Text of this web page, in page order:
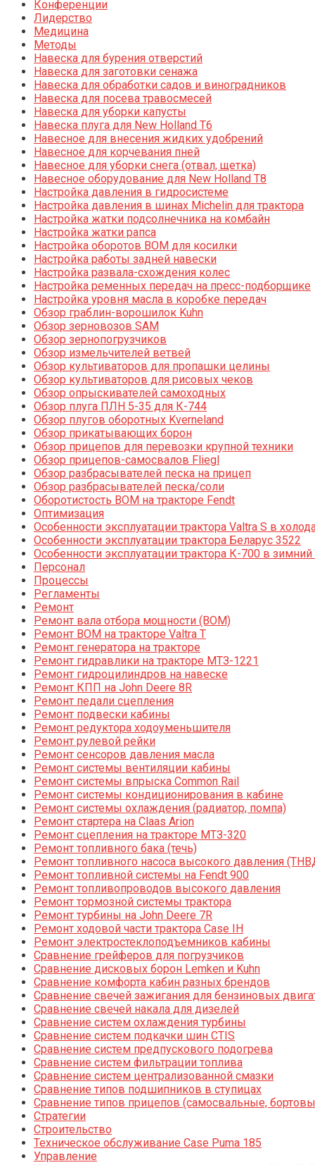
Конференции
Лидерство
Медицина
Методы
Навеска для бурения отверстий
Навеска для заготовки сенажа
Навеска для обработки садов и виноградников
Навеска для посева травосмесей
Навеска для уборки капусты
Навеска плуга для New Holland T6
Навесное для внесения жидких удобрений
Навесное для корчевания пней
Навесное для уборки снега (отвал, щетка)
Навесное оборудование для New Holland T8
Настройка давления в гидросистеме
Настройка давления в шинах Michelin для трактора
Настройка жатки подсолнечника на комбайн
Настройка жатки рапса
Настройка оборотов ВОМ для косилки
Настройка работы задней навески
Настройка развала-схождения колес
Настройка ременных передач на пресс-подборщике
Настройка уровня масла в коробке передач
Обзор граблин-ворошилок Kuhn
Обзор зерновозов SAM
Обзор зернопогрузчиков
Обзор измельчителей ветвей
Обзор культиваторов для пропашки целины
Обзор культиваторов для рисовых чеков
Обзор опрыскивателей самоходных
Обзор плуга ПЛН 5-35 для К-744
Обзор плугов оборотных Kverneland
Обзор прикатывающих борон
Обзор прицепов для перевозки крупной техники
Обзор прицепов-самосвалов Fliegl
Обзор разбрасывателей песка на прицеп
Обзор разбрасывателей песка/соли
Оборотистость ВОМ на тракторе Fendt
Оптимизация
Особенности эксплуатации трактора Valtra S в
Особенности эксплуатации трактора Беларус 3522
Особенности эксплуатации трактора К-700 в
Персонал
Процессы
Регламенты
Ремонт
Ремонт вала отбора мощности (ВОМ)
Ремонт ВОМ на тракторе Valtra T
Ремонт генератора на тракторе
Ремонт гидравлики на тракторе МТЗ-1221
Ремонт гидроцилиндров на навеске
Ремонт КПП на John Deere 8R
Ремонт педали сцепления
Ремонт подвески кабины
Ремонт редуктора ходоуменьшителя
Ремонт рулевой рейки
Ремонт сенсоров давления масла
Ремонт системы вентиляции кабины
Ремонт системы впрыска Common Rail
Ремонт системы кондиционирования в кабине
Ремонт системы охлаждения (радиатор, помпа)
Ремонт стартера на Claas Arion
Ремонт сцепления на тракторе МТЗ-320
Ремонт топливного бака (течь)
Ремонт топливного насоса высокого давления
Ремонт топливной системы на Fendt 900
Ремонт топливопроводов высокого давления
Ремонт тормозной системы трактора
Ремонт турбины на John Deere 7R
Ремонт ходовой части трактора Case IH
Ремонт электростеклоподъемников кабины
Сравнение грейферов для погрузчиков
Сравнение дисковых борон Lemken и Kuhn
Сравнение комфорта кабин разных брендов
Сравнение свечей зажигания для бензиновых
Сравнение свечей накала для дизелей
Сравнение систем охлаждения турбины
Сравнение систем подкачки шин CTIS
Сравнение систем предпускового подогрева
Сравнение систем фильтрации топлива
Сравнение систем централизованной смазки
Сравнение типов подшипников в ступицах
Сравнение типов прицепов (самосвальные,
Стратегии
Строительство
Техническое обслуживание Case Puma 185
Управление